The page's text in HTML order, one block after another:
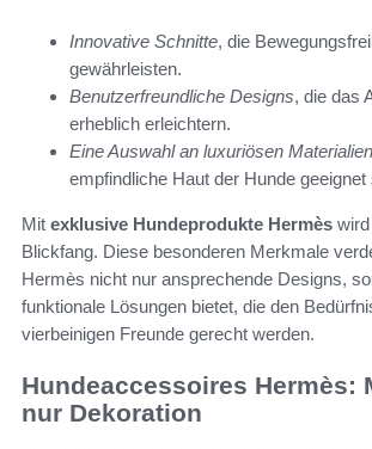
Innovative Schnitte, die
gewährleisten.
Benutzerfreundliche Designs, die das
erheblich erleichtern.
Eine Auswahl an luxuriösen Materialien
empfindliche Haut der Hunde geeignet
Mit exklusive Hundeprodukte Hermès
Blickfang. Diese besonderen Merkmale
Hermès nicht nur ansprechende Designs,
funktionale Lösungen bietet, die den
vierbeinigen Freunde gerecht werden.
Hundeaccessoires Hermès:
nur Dekoration